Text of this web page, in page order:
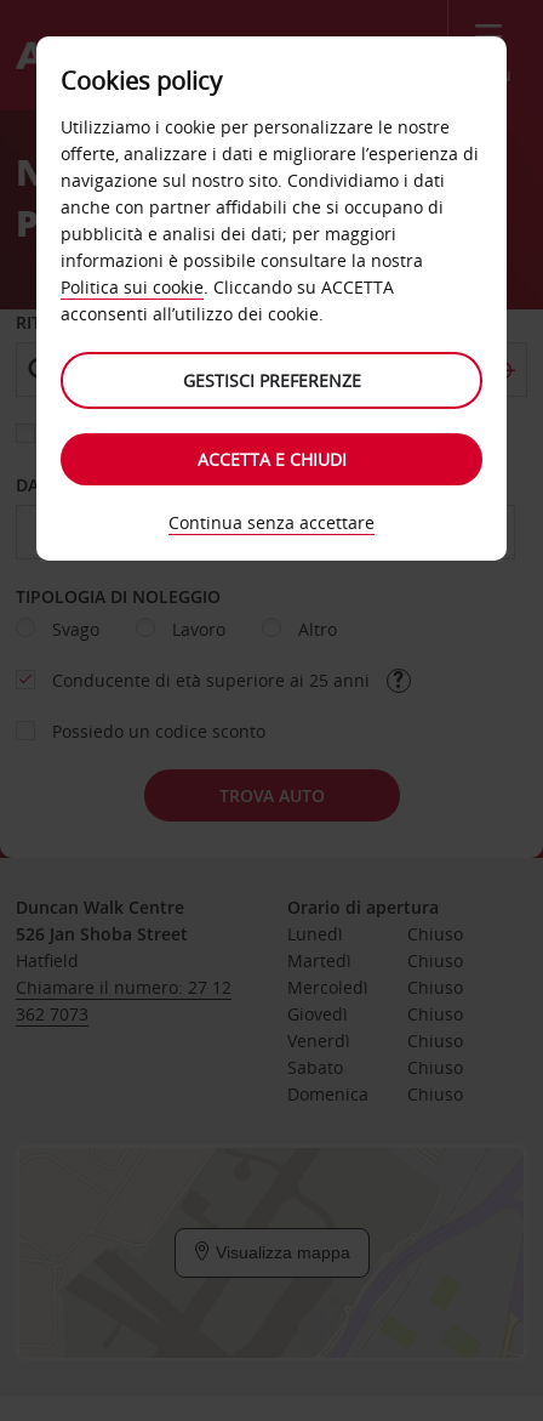
Menù
Welcome
AvisNoleggio auto Hatfield
Pretoria
RITIRO DA
Scegli una località di riconsegna diversa
DAL GIORNO AL GIORNO
TIPOLOGIA DI NOLEGGIO
Svago
Lavoro Altro
Conducente di età superiore ai 25 anni
Possiedo un codice sconto
TROVA AUTO
Duncan Walk Centre
526 Jan Shoba Street
Hatfield
Chiamare il numero: 27 12
362 7073
Orario di apertura
Lunedì
Chiuso
Martedì
Chiuso
Mercoledì
Chiuso
Giovedì
Chiuso
Venerdì
Chiuso
Sabato
Chiuso
Domenica
Chiuso
Visualizza mappa
Cookies policy
Utilizziamo i cookie per personalizzare le nostre
offerte, analizzare i dati e migliorare l’esperienza di
navigazione sul nostro sito. Condividiamo i dati
anche con partner affidabili che si occupano di
pubblicità e analisi dei dati; per maggiori
informazioni è possibile consultare la nostra
Politica sui cookie. Cliccando su ACCETTA
acconsenti all’utilizzo dei cookie.
GESTISCI PREFERENZE
ACCETTA E CHIUDI
Continua senza accettare